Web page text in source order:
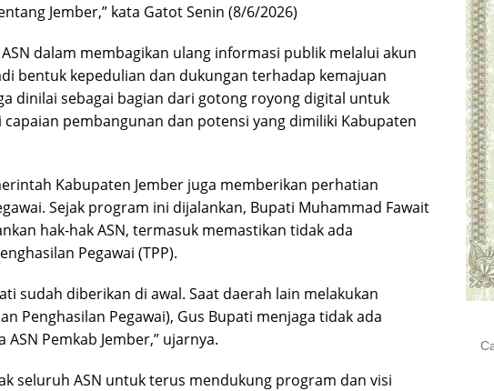
Jember,” kata Gatot Senin (8/6/2026)
dalam membagikan ulang informasi publik melalui akun
bentuk kepedulian dan dukungan terhadap kemajuan
dinilai sebagai bagian dari gotong royong digital untuk
pembangunan dan potensi yang dimiliki Kabupaten
Kabupaten Jember juga memberikan perhatian
Sejak program ini dijalankan, Bupati Muhammad Fawait
hak-hak ASN, termasuk memastikan tidak ada
Pegawai (TPP).
sudah diberikan di awal. Saat daerah lain melakukan
Penghasilan Pegawai), Gus Bupati menjaga tidak ada
Pemkab Jember,” ujarnya.
seluruh ASN untuk terus mendukung program dan visi